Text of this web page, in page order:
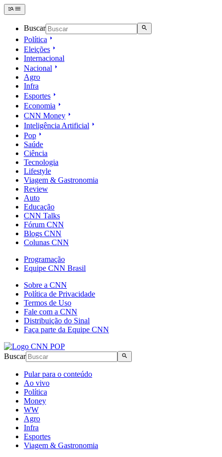
Buscar
Política
Eleições
Internacional
Nacional
Agro
Infra
Esportes
Economia
CNN Money
Inteligência Artificial
Pop
Saúde
Ciência
Tecnologia
Lifestyle
Viagem & Gastronomia
Review
Auto
Educação
CNN Talks
Fórum CNN
Blogs CNN
Colunas CNN
Programação
Equipe CNN Brasil
Sobre a CNN
Política de Privacidade
Termos de Uso
Fale com a CNN
Distribuição do Sinal
Faça parte da Equipe CNN
Buscar
Pular para o conteúdo
Ao vivo
Política
Money
WW
Agro
Infra
Esportes
Viagem & Gastronomia